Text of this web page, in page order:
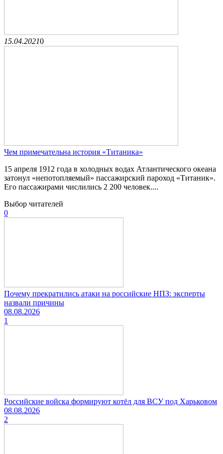
15.04.20210
Чем примечательна история «Титаника»
15 апреля 1912 года в холодных водах Атлантического океана
затонул «непотопляемый» пассажирский пароход «Титаник».
Его пассажирами числились 2 200 человек....
Выбор читателей
0
Почему прекратились атаки на российские НПЗ: эксперты
назвали причины
08.08.2026
1
Российские войска формируют котёл для ВСУ под Харьковом
08.08.2026
2